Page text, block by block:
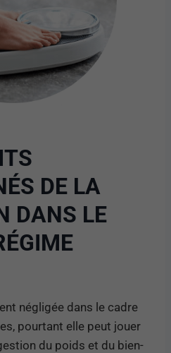
DE LA
DANS LE
négligée dans le cadre
pourtant elle peut jouer
du poids et du bien-